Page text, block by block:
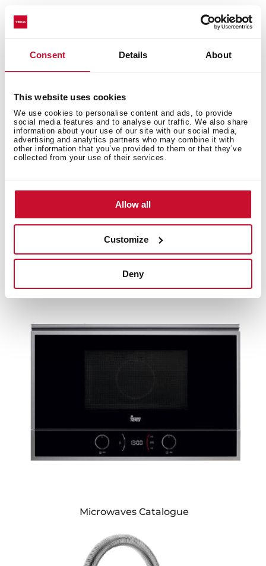
Consent Details About
This website uses cookies
We use cookies to personalise content and ads, to provide
social media features and to analyse our traffic. We also share
information about your use of our site with our social media,
advertising and analytics partners who may combine it with
other information that you’ve provided to them or that they’ve
collected from your use of their services.
Allow all
Customize
Deny
Sinks Catalogue
Refrigerators Catalogue
Microwaves Catalogue